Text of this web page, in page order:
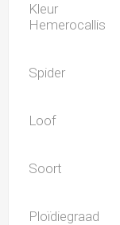
Kleur
Hemerocallis
Spider
Loof
Soort
Ploïdiegraad